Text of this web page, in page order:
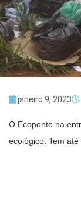
janeiro 9, 2023
O Ecoponto na
ecológico. Tem até